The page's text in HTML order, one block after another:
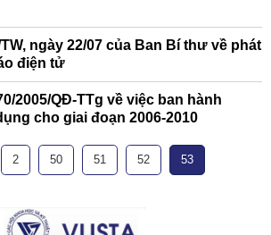
ngày 22/07 của Ban Bí thư về phát
điện tử
2005/QĐ-TTg về việc ban hành
cho giai đoạn 2006-2010
2 50 51 52 53